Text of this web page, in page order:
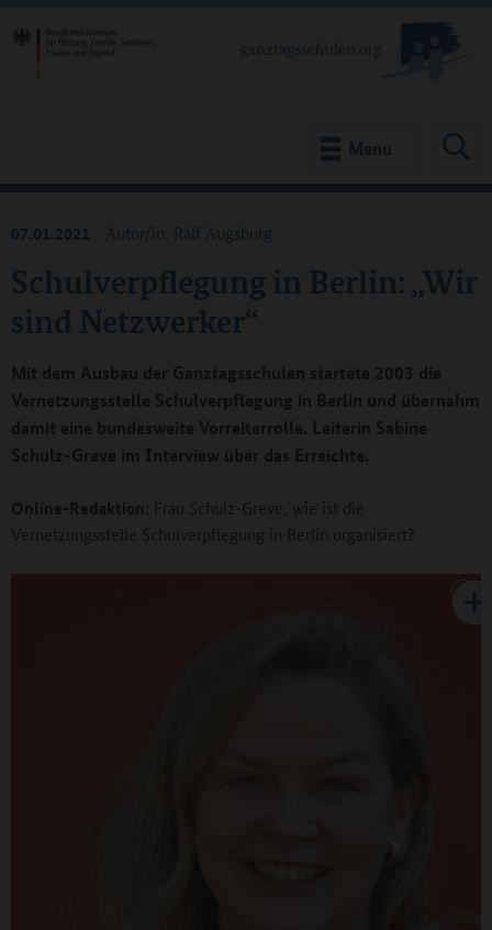
Menu
Schulverpflegung in Berlin: „Wir
sind Netzwerker“
07.01.2021 Autor/in: Ralf Augsburg
Mit dem Ausbau der Ganztagsschulen startete 2003 die
Vernetzungsstelle Schulverpflegung in Berlin und übernahm
damit eine bundesweite Vorreiterrolle. Leiterin Sabine
Schulz-Greve im Interview über das Erreichte.
Online-Redaktion: Frau Schulz-Greve, wie ist die
Vernetzungsstelle Schulverpflegung in Berlin organisiert?